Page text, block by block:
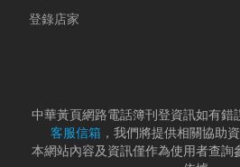
登錄店家
中華黃頁網路電話簿刊登資訊如有錯
客服信箱 ，我們將提供相關協助
本網站內容及資訊僅作為使用者查詢